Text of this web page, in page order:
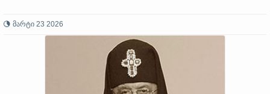
მარტი 23 2026